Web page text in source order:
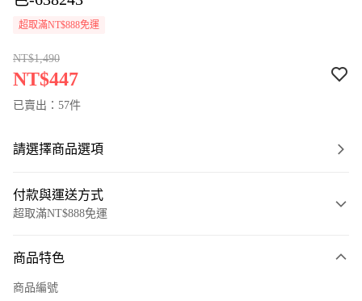
超取滿NT$888免運
NT$1,490
NT$447
已賣出：57件
請選擇商品選項
付款與運送方式
超取滿NT$888免運
信用卡一次付款
商品特色
商品編號